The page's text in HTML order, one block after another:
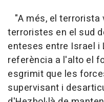
"A més, el
terroristes en el sud
enteses entre Israel i
referència a l'alto el
esgrimit que les
supervisant i